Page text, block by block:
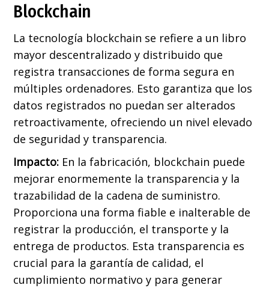
Blockchain
La tecnología blockchain se refiere a un libro
mayor descentralizado y distribuido que
registra transacciones de forma segura en
múltiples ordenadores. Esto garantiza que los
datos registrados no puedan ser alterados
retroactivamente, ofreciendo un nivel elevado
de seguridad y transparencia.
Impacto:En la fabricación, blockchain puede
mejorar enormemente la transparencia y la
trazabilidad de la cadena de suministro.
Proporciona una forma fiable e inalterable de
registrar la producción, el transporte y la
entrega de productos. Esta transparencia es
crucial para la garantía de calidad, el
cumplimiento normativo y para generar